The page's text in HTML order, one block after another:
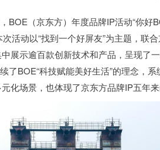
（京东方）年度品牌IP活动“你好
活动以“找到一个好屏友”为主题，联
展示逾百款创新技术和产品，呈现了
了BOE“科技赋能美好生活”的理念，
化场景，也体现了京东方品牌IP五年来